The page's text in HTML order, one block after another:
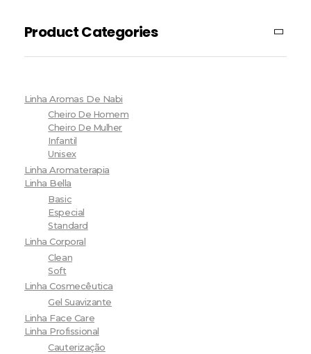
Product Categories
Linha Aromas De Nabi
Cheiro De Homem
Cheiro De Mulher
Infantil
Unisex
Linha Aromaterapia
Linha Bella
Basic
Especial
Standard
Linha Corporal
Clean
Soft
Linha Cosmecêutica
Gel Suavizante
Linha Face Care
Linha Profissional
Cauterização